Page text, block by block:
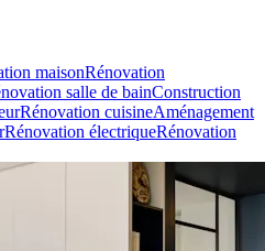
maisonRénovation
salle de bainConstruction
Rénovation cuisineAménagement
Rénovation électriqueRénovation